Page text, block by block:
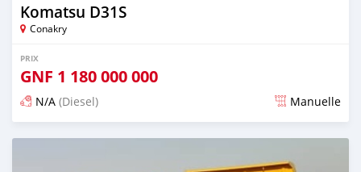
Komatsu D31S
Conakry
PRIX
GNF 1 180 000 000
N/A (Diesel) Manuelle
Publié il y a plus d'un an